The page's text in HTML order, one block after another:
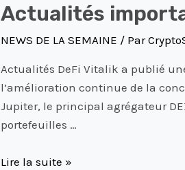
Actualités
NEWS DE LA SEMAINE / Par
Actualités DeFi Vitalik a publié
l’amélioration continue de la
Jupiter, le principal agrégateur
portefeuilles …
Actualités
DeFi
du
05
Janvier
2024
Lire la suite »